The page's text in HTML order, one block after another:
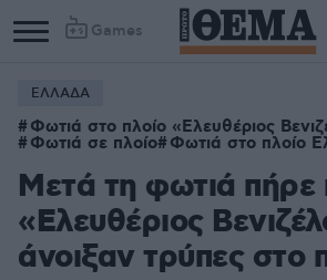
Games
ΕΛΛΑΔΑ
Φωτιά στο πλοίο «Ελευθέριος
Φωτιά σε πλοίο Φωτιά στο πλοίο
Μετά τη φωτιά πήρε
«Ελευθέριος
άνοιξαν τρύπες στο